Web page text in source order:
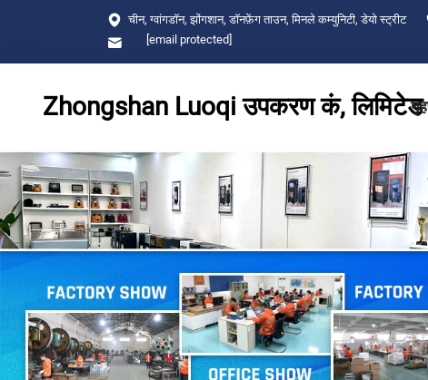
चीन, ग्वांगडॉन, झोंगशान, डॉनफ़ेंग ताउन, मिनले कम्युनिटी, डेयो स्ट्रीट
[email protected]
Zhongshan Luoqi उपकरण कं, लिमिटेड